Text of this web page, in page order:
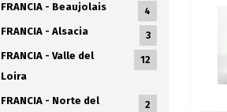
FRANCIA - Beaujolais 4
FRANCIA - Alsacia 3
FRANCIA - Valle del
Loira
12
FRANCIA - Norte del
2